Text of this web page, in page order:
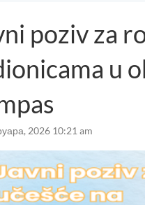
poziv za
u
2026 10:21 am